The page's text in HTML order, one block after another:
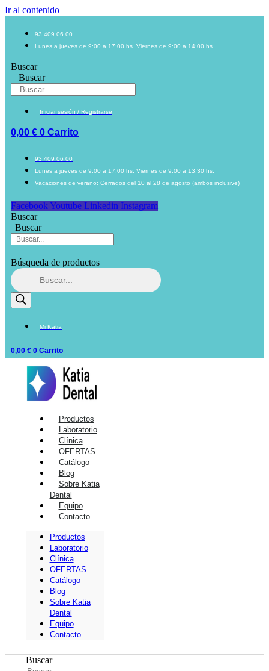
Ir al contenido
93 409 06 00
Lunes a jueves de 9:00 a 17:00 hs. Viernes de 9:00 a 14:00 hs.
Buscar
Buscar
Iniciar sesión / Registrarse
0,00 € 0 Carrito
93 409 06 00
Lunes a jueves de 9:00 a 17:00 hs. Viernes de 9:00 a 13:30 hs.
Vacaciones de verano: Cerrados del 10 al 28 de agosto (ambos inclusive)
Facebook Youtube Linkedin Instagram
Buscar
Buscar
Búsqueda de productos
Mi Katia
0,00 € 0 Carrito
Productos
Laboratorio
Clínica
OFERTAS
Catálogo
Blog
Sobre Katia
Dental
Equipo
Contacto
Productos
Laboratorio
Clínica
OFERTAS
Catálogo
Blog
Sobre Katia
Dental
Equipo
Contacto
Buscar